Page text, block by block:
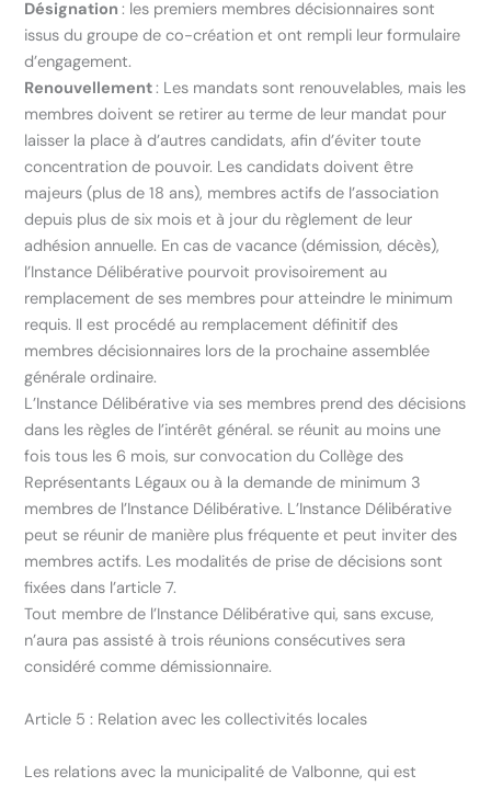
Désignation: les premiers membres décisionnaires sont
issus du groupe de co-création et ont rempli leur formulaire
d’engagement.
Renouvellement: Les mandats sont renouvelables, mais les
membres doivent se retirer au terme de leur mandat pour
laisser la place à d’autres candidats, afin d’éviter toute
concentration de pouvoir. Les candidats doivent être
majeurs (plus de 18 ans), membres actifs de l’association
depuis plus de six mois et à jour du règlement de leur
adhésion annuelle. En cas de vacance (démission, décès),
l’Instance Délibérative pourvoit provisoirement au
remplacement de ses membres pour atteindre le minimum
requis. Il est procédé au remplacement définitif des
membres décisionnaires lors de la prochaine assemblée
générale ordinaire.
L’Instance Délibérative via ses membres prend des décisions
dans les règles de l’intérêt général. se réunit au moins une
fois tous les 6 mois, sur convocation du Collège des
Représentants Légaux ou à la demande de minimum 3
membres de l’Instance Délibérative. L’Instance Délibérative
peut se réunir de manière plus fréquente et peut inviter des
membres actifs. Les modalités de prise de décisions sont
fixées dans l’article 7.
Tout membre de l’Instance Délibérative qui, sans excuse,
n’aura pas assisté à trois réunions consécutives sera
considéré comme démissionnaire.
Article 5 : Relation avec les collectivités locales
Les relations avec la municipalité de Valbonne, qui est